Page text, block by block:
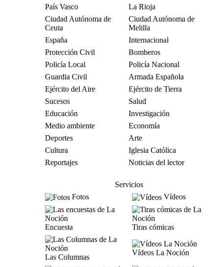
País Vasco
La Rioja
Ciudad Autónoma de
Ceuta
Ciudad Autónoma de
Melilla
España
Internacional
Protección Civil
Bomberos
Policía Local
Policía Nacional
Guardia Civil
Armada Española
Ejército del Aire
Ejército de Tierra
Sucesos
Salud
Educación
Investigación
Medio ambiente
Economía
Deportes
Arte
Cultura
Iglesia Católica
Reportajes
Noticias del lector
Servicios
Fotos
Vídeos
Encuesta Tiras cómicas
Las Columnas
Vídeos La Noción